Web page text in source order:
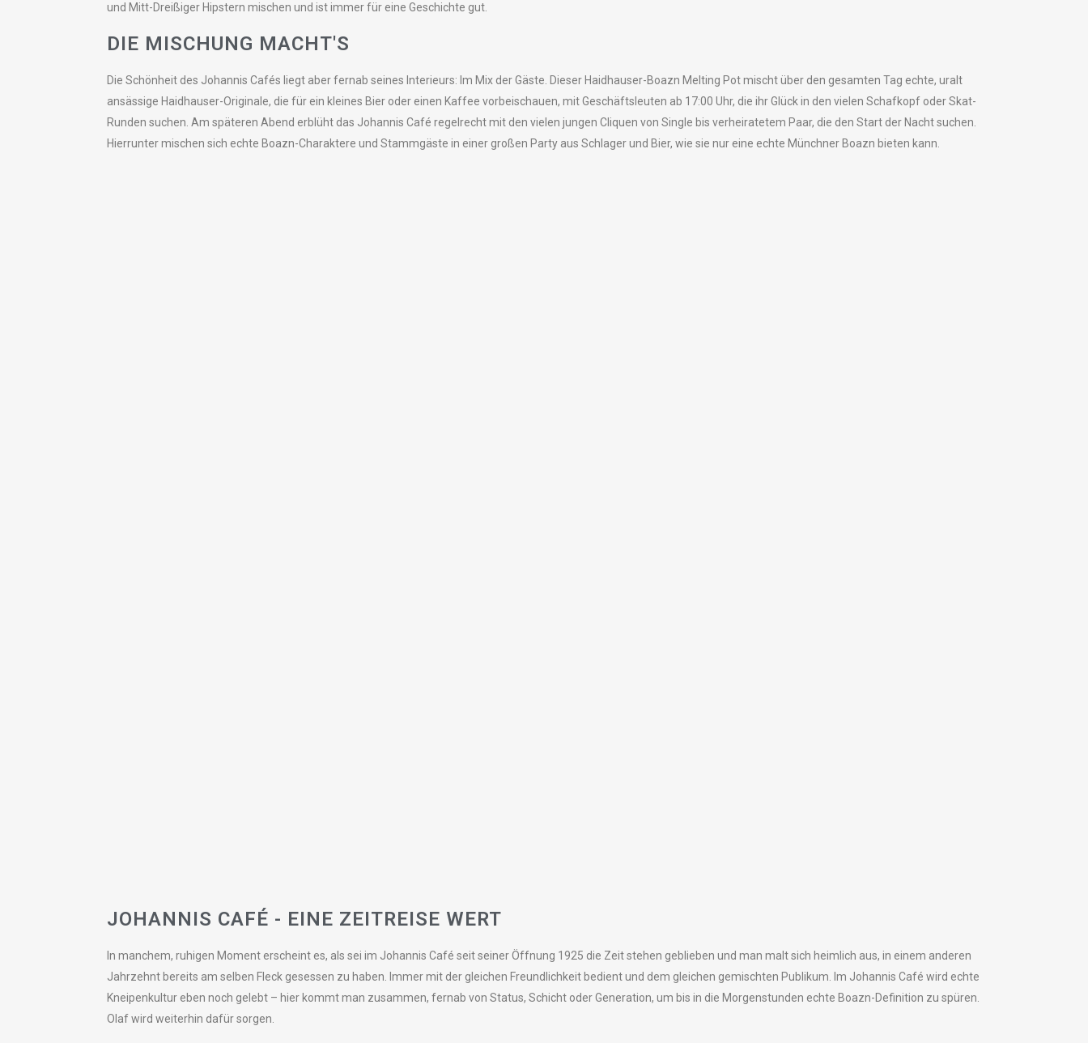
und Mitt-Dreißiger Hipstern mischen und ist immer für eine Geschichte gut.
DIE MISCHUNG MACHT'S
Die Schönheit des Johannis Cafés liegt aber fernab seines Interieurs: Im Mix der Gäste. Dieser Haidhauser-Boazn Melting Pot mischt über den gesamten Tag echte, uralt
ansässige Haidhauser-Originale, die für ein kleines Bier oder einen Kaffee vorbeischauen, mit Geschäftsleuten ab 17:00 Uhr, die ihr Glück in den vielen Schafkopf oder Skat-
Runden suchen. Am späteren Abend erblüht das Johannis Café regelrecht mit den vielen jungen Cliquen von Single bis verheiratetem Paar, die den Start der Nacht suchen.
Hierrunter mischen sich echte Boazn-Charaktere und Stammgäste in einer großen Party aus Schlager und Bier, wie sie nur eine echte Münchner Boazn bieten kann.
JOHANNIS CAFÉ - EINE ZEITREISE WERT
In manchem, ruhigen Moment erscheint es, als sei im Johannis Café seit seiner Öffnung 1925 die Zeit stehen geblieben und man malt sich heimlich aus, in einem anderen
Jahrzehnt bereits am selben Fleck gesessen zu haben. Immer mit der gleichen Freundlichkeit bedient und dem gleichen gemischten Publikum. Im Johannis Café wird echte
Kneipenkultur eben noch gelebt – hier kommt man zusammen, fernab von Status, Schicht oder Generation, um bis in die Morgenstunden echte Boazn-Definition zu spüren.
Olaf wird weiterhin dafür sorgen.